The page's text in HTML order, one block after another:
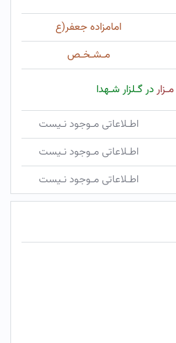
امامزاده جعفر(ع
مـشـخـص
مـزاردر گـلزار شـهدا
اطـلاعاتی مـوجود نـیست
اطـلاعاتی مـوجود نـیست
اطـلاعاتی مـوجود نـیست